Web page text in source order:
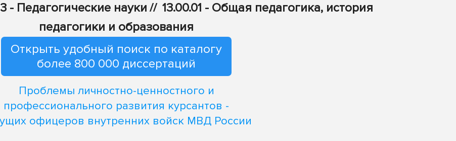
- Педагогические науки // 13.00.01 - Общая педагогика, история
педагогики и образования
Открыть удобный поиск по каталогу
более 800 000 диссертаций
Проблемы личностно-ценностного и
профессионального развития курсантов -
офицеров внутренних войск МВД России